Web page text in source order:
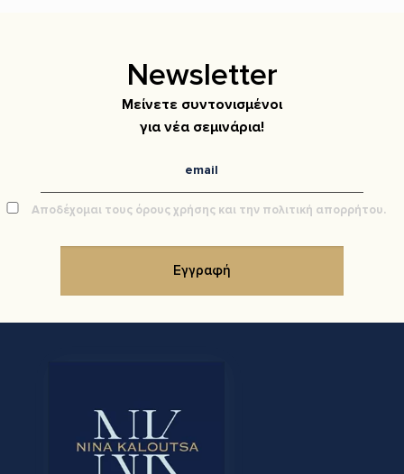
Newsletter
Μείνετε συντονισμένοι
για νέα σεμινάρια!
Αποδέχομαι τους όρους χρήσης και την πολιτική απορρήτου.